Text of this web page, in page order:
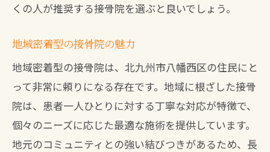
産後回復をサポートする接骨院
産後矯正で評判の北九州接骨院を紹介
産後矯正の施術内容を詳しく解説
北九州の接骨院での成功事例
接骨院選びで失敗しないために
産後の骨盤矯正で健康を取り戻す
くの人が推奨する接骨院を選ぶと良いでしょう。
地域密着型の接骨院の魅力
地域密着型の接骨院は、北九州市八幡西区の住民にと
って非常に頼りになる存在です。地域に根ざした接骨
院は、患者一人ひとりに対する丁寧な対応が特徴で、
個々のニーズに応じた最適な施術を提供しています。
地元のコミュニティとの強い結びつきがあるため、長